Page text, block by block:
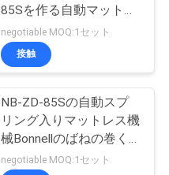
85Sを作る自動マットレ
スのばね
negotiable MOQ:1セット
接触
NB-ZD-85Sの自動スプ
リング入りマットレス機
械Bonnellのばねの巻く
機械
negotiable MOQ:1セット